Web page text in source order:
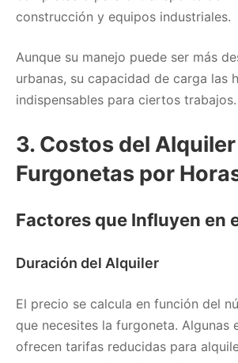
construcción y equipos industriales.
Aunque su manejo puede ser más
urbanas, su capacidad de carga las
indispensables para ciertos trabajos.
3. Costos del
Furgonetas por
Factores que Influyen en
Duración del Alquiler
El precio se calcula en función del
que necesites la furgoneta. Algunas
ofrecen tarifas reducidas para